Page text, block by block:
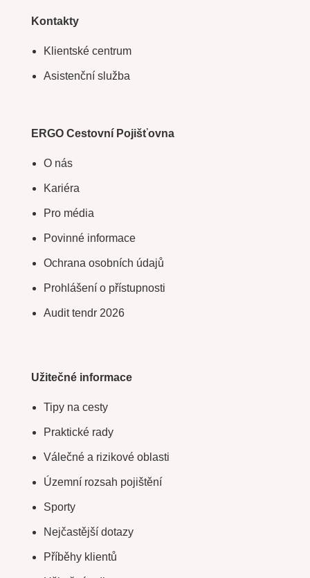
Kontakty
Klientské centrum
Asistenční služba
ERGO Cestovní Pojišťovna
O nás
Kariéra
Pro média
Povinné informace
Ochrana osobních údajů
Prohlášení o přístupnosti
Audit tendr 2026
Užitečné informace
Tipy na cesty
Praktické rady
Válečné a rizikové oblasti
Územní rozsah pojištění
Sporty
Nejčastější dotazy
Příběhy klientů